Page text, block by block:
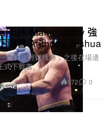
Makhmudov 強
戰書 Anthony Joshua
致判定輕鬆獲勝，之後在場邊
式下戰書。
872 0